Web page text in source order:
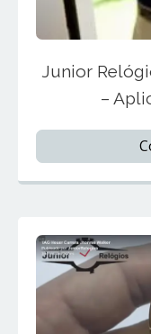
Junior
–